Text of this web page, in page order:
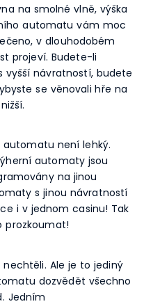
na smolné vlně, výška
automatu vám moc
v dlouhodobém
projeví. Budete-li
návratností, budete
se věnovali hře na
automatu není lehký.
automaty jsou
na jinou
s jinou návratností
i v jednom casinu! Tak
prozkoumat!
Ale je to jediný
dozvědět všechno
Jedním